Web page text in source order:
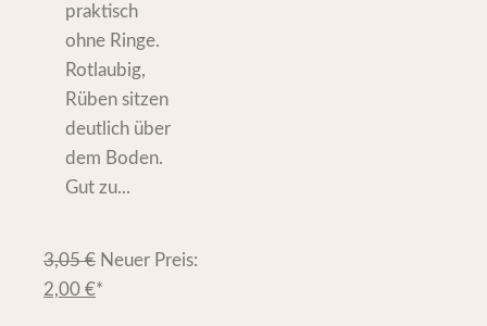
praktisch
ohne Ringe.
Rotlaubig,
Rüben sitzen
deutlich über
dem Boden.
Gut zu...
3,05€ Neuer Preis:
2,00 €*